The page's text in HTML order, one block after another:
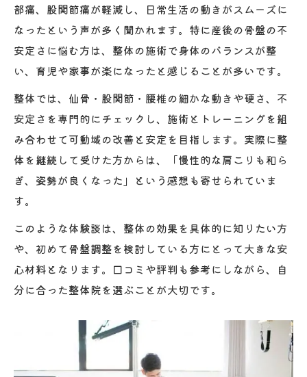
整体で腰痛と骨盤の不調を同時に解決する
方法
腰痛予防のための骨盤調整と整体の連携術
子育て中も安心できる骨盤調整ケアとは
子育てママが安心できる整体の工夫と配慮
点
整体で骨盤を安定させるケアの大切さにつ
いて
例
整体院選びで重視したい安心ポイントまと
め
施術後も続く安心サポートが整体で受けら
肩こりや腰痛も整体でトータルサポート
整体による骨盤調整で肩こり改善も実現可
部痛、股関節痛が軽減し、日常生活の動きがスムーズに
なったという声が多く聞かれます。特に産後の骨盤の不
安定さに悩む方は、整体の施術で身体のバランスが整
い、育児や家事が楽になったと感じることが多いです。
整体では、仙骨・股関節・腰椎の細かな動きや硬さ、不
安定さを専門的にチェックし、施術とトレーニングを組
み合わせて可動域の改善と安定を目指します。実際に整
体を継続して受けた方からは、「慢性的な肩こりも和ら
ぎ、姿勢が良くなった」という感想も寄せられていま
す。
このような体験談は、整体の効果を具体的に知りたい方
や、初めて骨盤調整を検討している方にとって大きな安
心材料となります。口コミや評判も参考にしながら、自
分に合った整体院を選ぶことが大切です。